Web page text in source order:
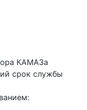
КАМАЗа
срок службы